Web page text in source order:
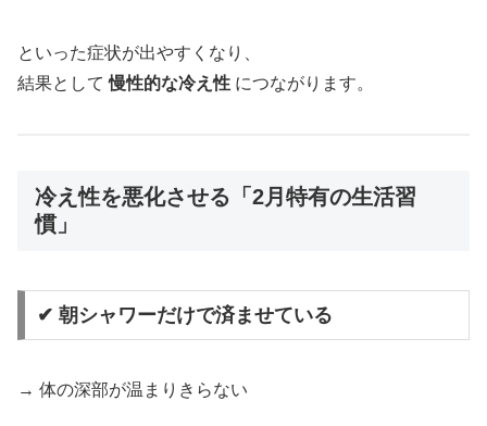
といった症状が出やすくなり、
結果として慢性的な冷え性 につながります。
冷え性を悪化させる「2月特有の生活習
慣」
✔ 朝シャワーだけで済ませている
→ 体の深部が温まりきらない